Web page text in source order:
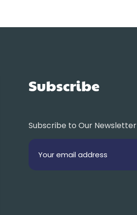
Subscribe
Subscribe to Our Newsletter